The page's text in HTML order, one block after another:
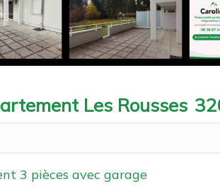
Les Rousses
3 pièces avec garage